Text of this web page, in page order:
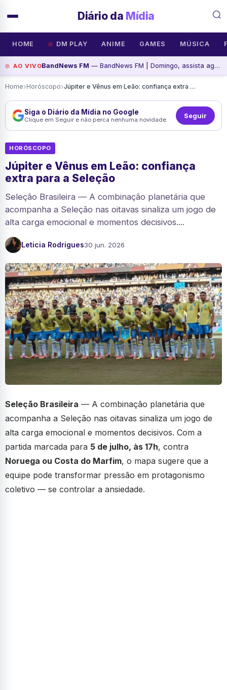
Diário da Mídia
HOME DM PLAY ANIME GAMES MÚSICA
AO VIVOBandNews FM — BandNews FM | Domingo, assista agora
Home›Horóscopo› Júpiter e Vênus em Leão: confiança extra para a Seleção
Siga o Diário da Mídia no Google
Clique em Seguir e não perca nenhuma novidade. Seguir
HORÓSCOPO
Júpiter e Vênus em Leão: confiança
extra para a Seleção
Seleção Brasileira — A combinação planetária que
acompanha a Seleção nas oitavas sinaliza um jogo de
alta carga emocional e momentos decisivos....
Leticia Rodrigues30 jun. 2026
Seleção Brasileira — A combinação planetária que
acompanha a Seleção nas oitavas sinaliza um jogo de
alta carga emocional e momentos decisivos. Com a
partida marcada para 5 de julho, às 17h, contra
Noruega ou Costa do Marfim, o mapa sugere que a
equipe pode transformar pressão em protagonismo
coletivo — se controlar a ansiedade.